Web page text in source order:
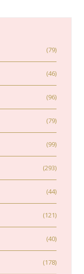
(79)
(46)
(96)
(79)
(99)
(293)
(44)
(121)
(40)
(178)